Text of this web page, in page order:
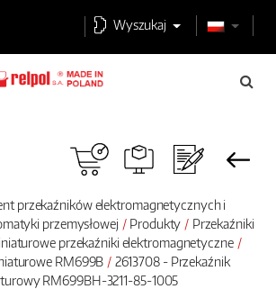
Wyszukaj
przekaźników elektromagnetycznych i
przemysłowej
Produkty
Przekaźniki
przekaźniki elektromagnetyczne
RM699B
2613708 - Przekaźnik
RM699BH-3211-85-1005